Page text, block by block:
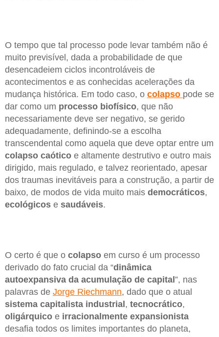
O tempo que tal processo pode levar também não é
muito previsível, dada a probabilidade de que
desencadeiem ciclos incontroláveis de
acontecimentos e as conhecidas acelerações da
mudança histórica. Em todo caso, o colapso pode se
dar como um processo biofísico, que não
necessariamente deve ser negativo, se gerido
adequadamente, definindo-se a escolha
transcendental como aquela que deve optar entre um
colapso caótico e altamente destrutivo e outro mais
dirigido, mais regulado, e talvez reorientado, apesar
dos traumas inevitáveis para a construção, a partir de
baixo, de modos de vida muito mais democráticos,
ecológicos e saudáveis.
O certo é que o colapso em curso é um processo
derivado do fato crucial da “dinâmica
autoexpansiva da acumulação de capital ”, nas
palavras de Jorge Riechmann, dado que o atual
sistema capitalista industrial , tecnocrático,
oligárquico e irracionalmente expansionista
desafia todos os limites importantes do planeta,